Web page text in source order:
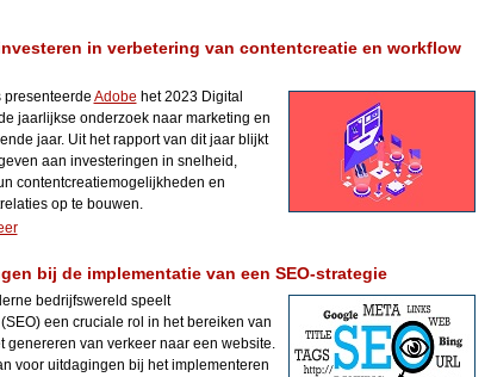
in verbetering van contentcreatie en workflow
Adobe het 2023 Digital
jaarlijkse onderzoek naar marketing en
jaar. Uit het rapport van dit jaar blijkt
aan investeringen in snelheid,
contentcreatiemogelijkheden en
op te bouwen.
bij de implementatie van een SEO-strategie
bedrijfswereld speelt
een cruciale rol in het bereiken van
genereren van verkeer naar een website.
voor uitdagingen bij het implementeren